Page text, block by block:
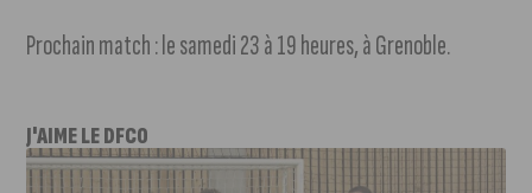
Prochain match : le samedi 23 à 19 heures, à Grenoble.
J'AIME LE DFCO